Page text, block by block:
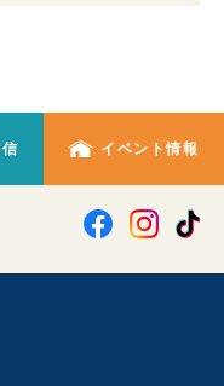
イベント情報